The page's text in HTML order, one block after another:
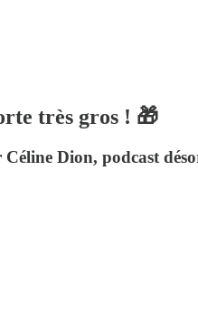
très gros ! 🎁
Dion, podcast